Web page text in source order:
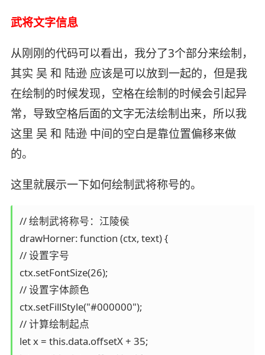
武将文字信息
从刚刚的代码可以看出，我分了3个部分来绘制，
其实 吴 和 陆逊 应该是可以放到一起的，但是我
在绘制的时候发现，空格在绘制的时候会引起异
常，导致空格后面的文字无法绘制出来，所以我
这里 吴 和 陆逊 中间的空白是靠位置偏移来做
的。
这里就展示一下如何绘制武将称号的。
// 绘制武将称号：江陵侯
drawHorner: function (ctx, text) {
// 设置字号
ctx.setFontSize(26);
// 设置字体颜色
ctx.setFillStyle("#000000");
// 计算绘制起点
let x = this.data.offsetX + 35;